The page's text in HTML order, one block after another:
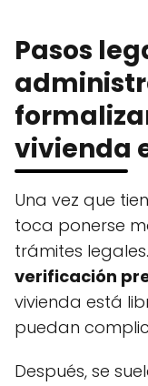
Pasos
vivienda
Una vez que
toca ponerse
trámites
verificación
vivienda está
puedan
Después, se